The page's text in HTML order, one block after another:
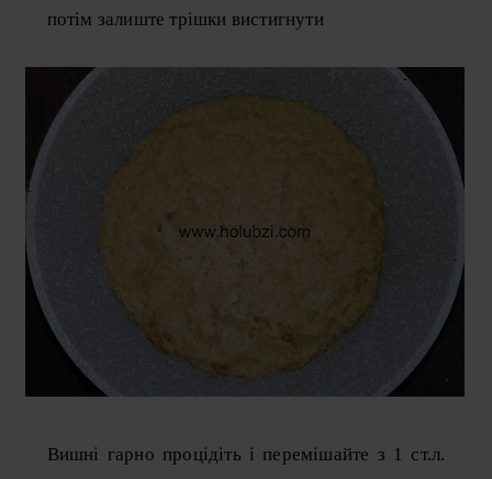
потім залиште трішки вистигнути
Вишні гарно процідіть і перемішайте з 1 ст.л.